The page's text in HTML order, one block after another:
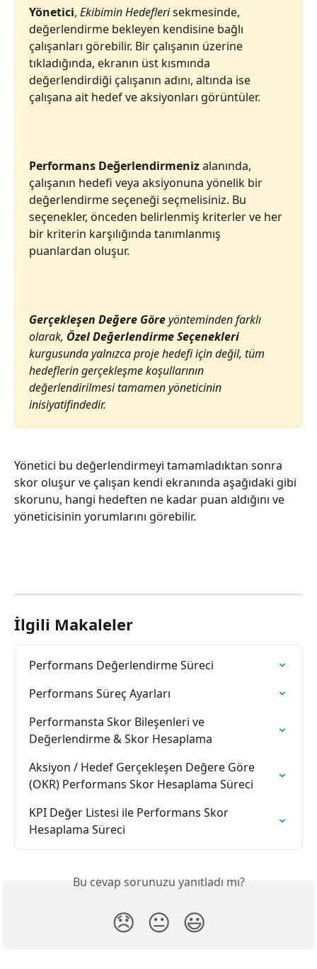
Yönetici, Ekibimin Hedefleri sekmesinde,
değerlendirme bekleyen kendisine bağlı
çalışanları görebilir. Bir çalışanın üzerine
tıkladığında, ekranın üst kısmında
değerlendirdiği çalışanın adını, altında ise
çalışana ait hedef ve aksiyonları görüntüler.
Performans Değerlendirmeniz alanında,
çalışanın hedefi veya aksiyonuna yönelik bir
değerlendirme seçeneği seçmelisiniz. Bu
seçenekler, önceden belirlenmiş kriterler ve her
bir kriterin karşılığında tanımlanmış
puanlardan oluşur.
Gerçekleşen Değere Göre yönteminden farklı
olarak, Özel Değerlendirme Seçenekleri
kurgusunda yalnızca proje hedefi için değil, tüm
hedeflerin gerçekleşme koşullarının
değerlendirilmesi tamamen yöneticinin
inisiyatifindedir.
Yönetici bu değerlendirmeyi tamamladıktan sonra
skor oluşur ve çalışan kendi ekranında aşağıdaki gibi
skorunu, hangi hedeften ne kadar puan aldığını ve
yöneticisinin yorumlarını görebilir.
İlgili Makaleler
Performans Değerlendirme Süreci
Performans Süreç Ayarları
Performansta Skor Bileşenleri ve
Değerlendirme & Skor Hesaplama
Aksiyon / Hedef Gerçekleşen Değere Göre
(OKR) Performans Skor Hesaplama Süreci
KPI Değer Listesi ile Performans Skor
Hesaplama Süreci
Bu cevap sorunuzu yanıtladı mı?
😞 😐 😃